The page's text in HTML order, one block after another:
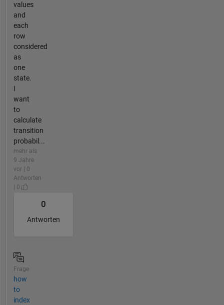
values
and
each
row
considered
as
one
state.
I
want
to
calculate
transition
probabil...
mehr als
9 Jahre
vor | 0
Antworten
| 0
0
Antworten
Frage
how
to
index